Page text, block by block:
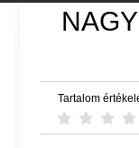
Tartalom